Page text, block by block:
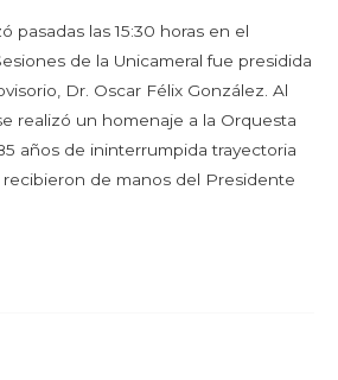
pasadas las 15:30 horas en el
de la Unicameral fue presidida
Dr. Oscar Félix González. Al
realizó un homenaje a la Orquesta
años de ininterrumpida trayectoria
recibieron de manos del Presidente